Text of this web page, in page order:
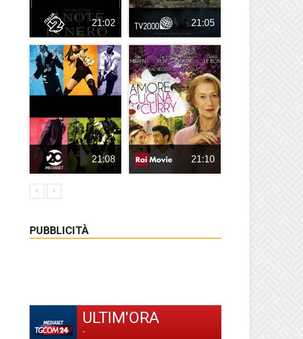
21:02 21:05
21:08 21:10
PUBBLICITÀ
ULTIM'ORA
-